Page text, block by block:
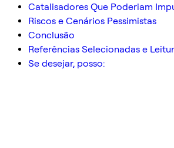
Catalisadores Que Poderiam
Riscos e Cenários Pessimistas
Conclusão
Referências Selecionadas e
Se desejar, posso: